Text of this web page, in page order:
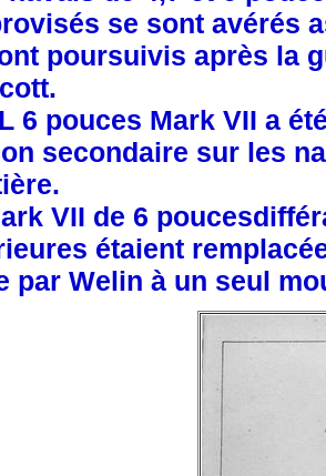
se sont avérés
poursuivis après la
6 pouces Mark VII a
secondaire sur les
VII de 6
étaient
par Welin à un seul